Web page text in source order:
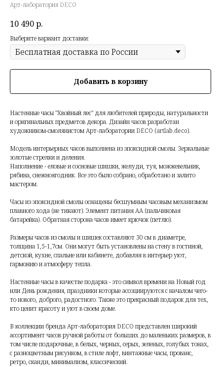
Арт-лаборатория DECO
10 490р.
Выберите вариант доставки:
Добавить в корзину
Настенные часы "Хвойный лес" для любителей природы, натуральности
и оригинальных предметов декора. Дизайн часов разработан
художником-смолянистом Арт-лаборатории DECO (artlab.deco).
Модель интерьерных часов выполнена из эпоксидной смолы. Зеркальные
золотые стрелки и деления.
Наполнение - еловые и сосновые шишки, желуди, туя, можжевельник,
рябина, снежноягодник. Все это было собрано, обработано и залито
мастером.
Часы из эпоксидной смолы оснащены бесшумным часовым механизмом
плавного хода (не тикают). Элемент питания АА (пальчиковая
батарейка). Обратная сторона часов имеет крючок (петлю).
Размеры часов из смолы и шишек составляют 30 см в диаметре,
толщина 1,5-1,7см. Они могут быть установлены на стену в гостиной,
детской, кухне, спальне или кабинете, добавляя в интерьер уют,
гармонию и атмосферу тепла.
Настенные часы в качестве подарка - это символ времени на Новый год
или День рождения, праздники которые ассоциируются с началом чего-
то нового, доброго, радостного. Также это прекрасный подарок для тех,
кто ценит красоту и уют в своем доме.
В коллекции бренда Арт-лаборатория DECO представлен широкий
ассортимент часов ручной работы от больших до маленьких размеров, в
том числе подарочные, в белых, черных, серых, зеленых, голубых тонах,
с разноцветным рисунком, в стиле лофт, винтажные часы, прованс,
ретро, сканди, минимализм, классический.